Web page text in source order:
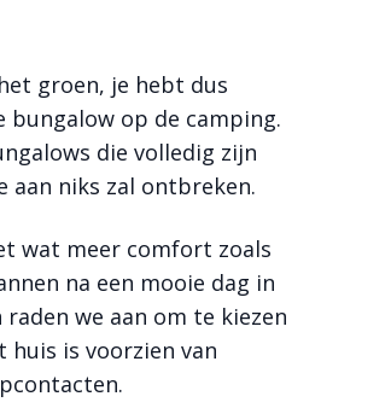
groen, je hebt dus
bungalow op de camping.
die volledig zijn
aan niks zal ontbreken.
wat meer comfort zoals
na een mooie dag in
we aan om te kiezen
huis is voorzien van